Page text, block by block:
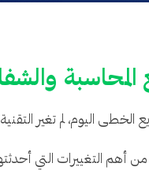
المحاسبة
الخطى اليوم، لم تغير
أهم التغييرات التي